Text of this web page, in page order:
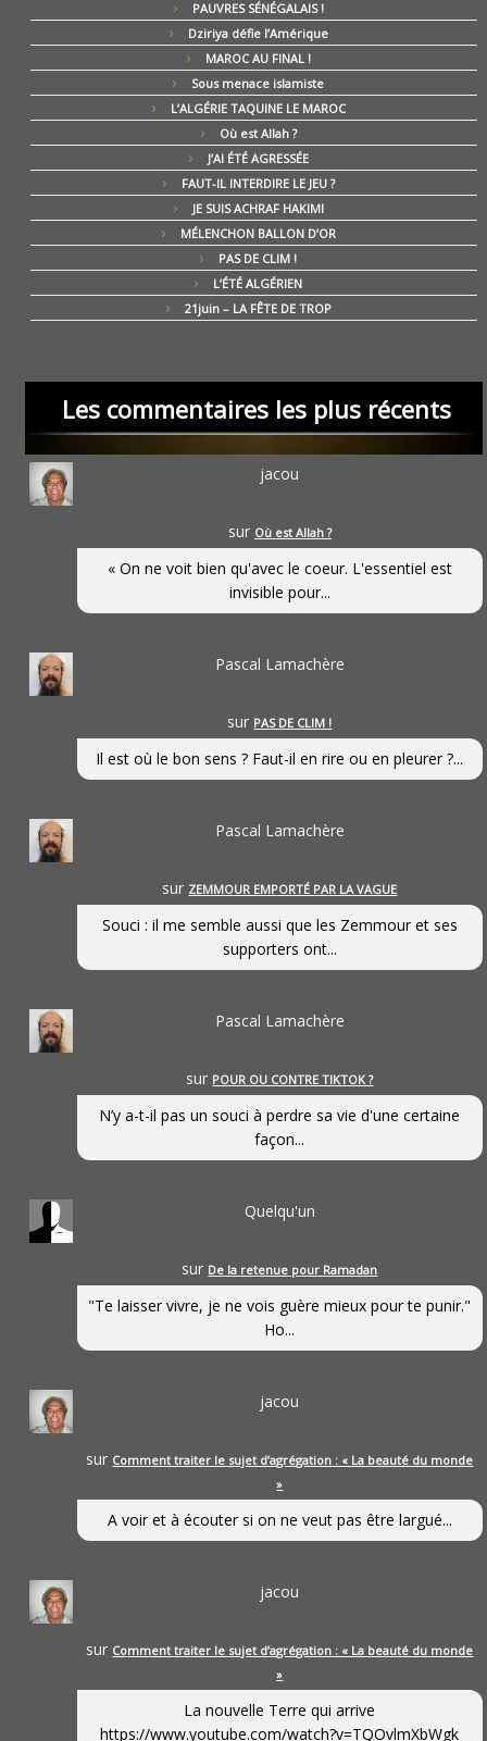
PAUVRES SÉNÉGALAIS !
Dziriya défie l’Amérique
MAROC AU FINAL !
Sous menace islamiste
L’ALGÉRIE TAQUINE LE MAROC
Où est Allah ?
J’AI ÉTÉ AGRESSÉE
FAUT-IL INTERDIRE LE JEU ?
JE SUIS ACHRAF HAKIMI
MÉLENCHON BALLON D’OR
PAS DE CLIM !
L’ÉTÉ ALGÉRIEN
21juin – LA FÊTE DE TROP
Les commentaires les plus récents
jacou
sur Où est Allah ?
« On ne voit bien qu'avec le coeur. L'essentiel est
invisible pour...
Pascal Lamachère
sur PAS DE CLIM !
Il est où le bon sens ? Faut-il en rire ou en pleurer ?...
Pascal Lamachère
sur ZEMMOUR EMPORTÉ PAR LA VAGUE
Souci : il me semble aussi que les Zemmour et ses
supporters ont...
Pascal Lamachère
sur POUR OU CONTRE TIKTOK ?
N’y a-t-il pas un souci à perdre sa vie d'une certaine
façon...
Quelqu'un
sur De la retenue pour Ramadan
"Te laisser vivre, je ne vois guère mieux pour te punir."
Ho...
jacou
sur Comment traiter le sujet d’agrégation : « La beauté du monde
»
A voir et à écouter si on ne veut pas être largué...
jacou
sur Comment traiter le sujet d’agrégation : « La beauté du monde
»
La nouvelle Terre qui arrive
https://www.youtube.com/watch?v=TQOvlmXbWgk